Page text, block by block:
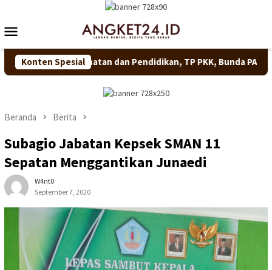
konten
Mobile
Konten Spesial
dan Pendidikan, TP PKK, Bunda PAUD dan Posyandu
Beranda Berita
Subagio Jabatan Kepsek SMAN 11
Sepatan Menggantikan Junaedi
W4nt0
September 7, 2020